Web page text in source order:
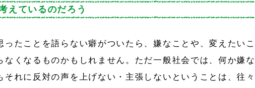
えているのだろう
たことを語らない癖がついたら、嫌なことや、変えたいこ
なくなるものかもしれません。ただ一般社会では、何か嫌な
それに反対の声を上げない・主張しないということは、往々